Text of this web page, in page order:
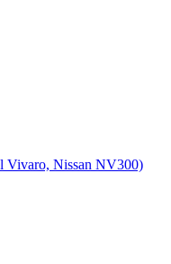
Vivaro, Nissan NV300)